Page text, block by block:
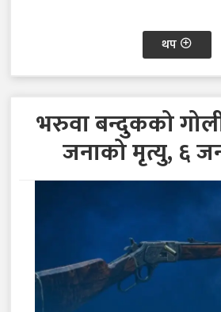
थप
भरुवा बन्दुकको
जनाको मृत्यु, ६